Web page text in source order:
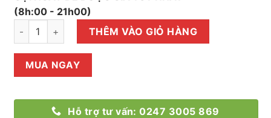
(8h:00 - 21h00)
Smart Tivi QLED Samsung 4K 50 inch QA50Q60D số lượng
THÊM VÀO GIỎ HÀNG
MUA NGAY
Hỗ trợ tư vấn: 0247 3005 869